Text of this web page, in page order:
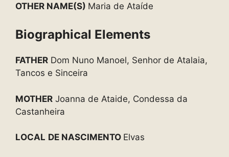
OTHER NAME(S) Maria de Ataíde
Biographical Elements
FATHER Dom Nuno Manoel, Senhor de Atalaia,
Tancos e Sinceira
MOTHER Joanna de Ataide, Condessa da
Castanheira
LOCAL DE NASCIMENTO Elvas